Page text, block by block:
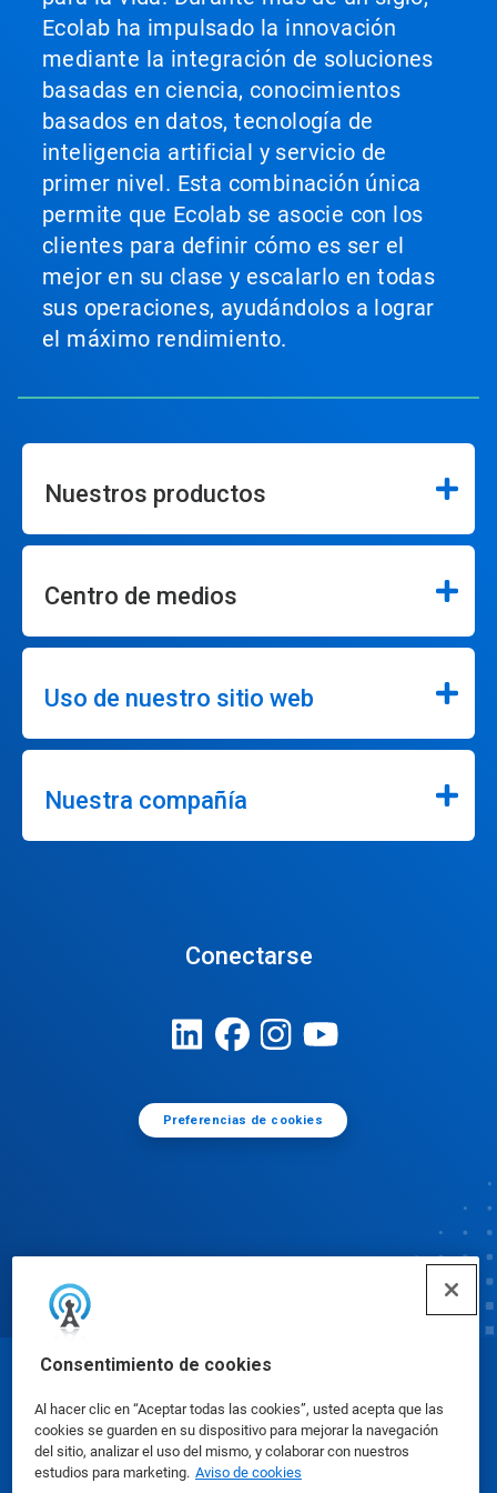
Consentimiento de cookies
Al hacer clic en “Aceptar todas las cookies”, usted acepta que las
cookies se guarden en su dispositivo para mejorar la navegación
del sitio, analizar el uso del mismo, y colaborar con nuestros
estudios para marketing. Aviso de cookies
Ecolab ha impulsado la innovación
mediante la integración de soluciones
basadas en ciencia, conocimientos
basados en datos, tecnología de
inteligencia artificial y servicio de
primer nivel. Esta combinación única
permite que Ecolab se asocie con los
clientes para definir cómo es ser el
mejor en su clase y escalarlo en todas
sus operaciones, ayudándolos a lograr
el máximo rendimiento.
Nuestros productos
Centro de medios
Uso de nuestro sitio web
Nuestra compañía
Conectarse
Preferencias de cookies
Hojas de datos sobre seguridad|Política de
privacidad|Términos de uso